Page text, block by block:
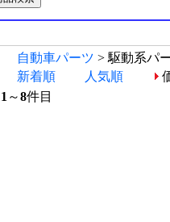
自動車パーツ > 駆動系パ
新着順
人気順
1 ～8件目